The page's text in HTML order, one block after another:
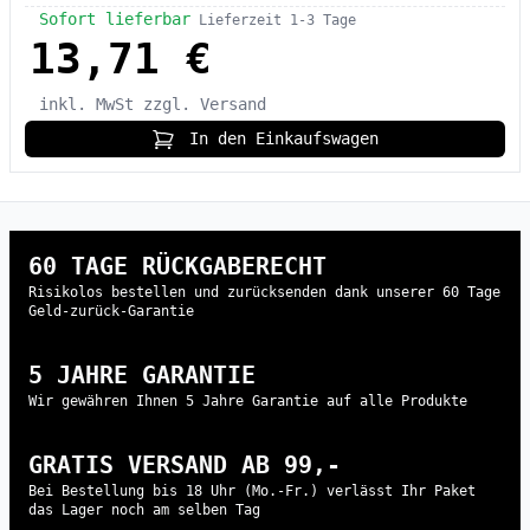
Sofort lieferbar Lieferzeit 1-3 Tage
13,71 €
inkl. MwSt
zzgl. Versand
In den Einkaufswagen
60 TAGE RÜCKGABERECHT
Risikolos bestellen und zurücksenden dank unserer 60 Tage
Geld-zurück-Garantie
5 JAHRE GARANTIE
Wir gewähren Ihnen 5 Jahre Garantie auf alle Produkte
GRATIS VERSAND AB 99,-
Bei Bestellung bis 18 Uhr (Mo.-Fr.) verlässt Ihr Paket
das Lager noch am selben Tag